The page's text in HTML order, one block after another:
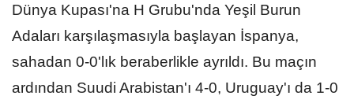
Dünya Kupası'na H Grubu'nda Yeşil Burun
Adaları karşılaşmasıyla başlayan İspanya,
sahadan 0-0'lık beraberlikle ayrıldı. Bu maçın
ardından Suudi Arabistan'ı 4-0, Uruguay'ı da 1-0